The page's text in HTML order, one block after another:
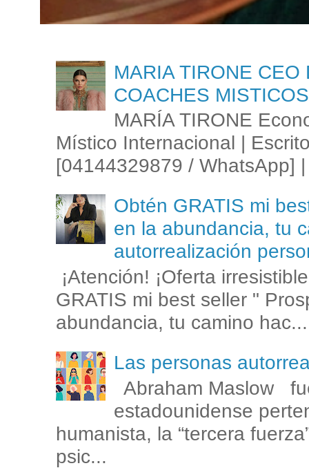
MARIA TIRONE
COACHES
MARÍA TIRONE
Místico Internacional |
[04144329879 / WhatsApp]
Obtén GRATIS mi
en la abundancia, tu
autorrealización
¡Atención! ¡Oferta
GRATIS mi best seller "
abundancia, tu camino hac...
Las personas
Abraham Maslow
estadounidense
humanista, la “tercera
psic...